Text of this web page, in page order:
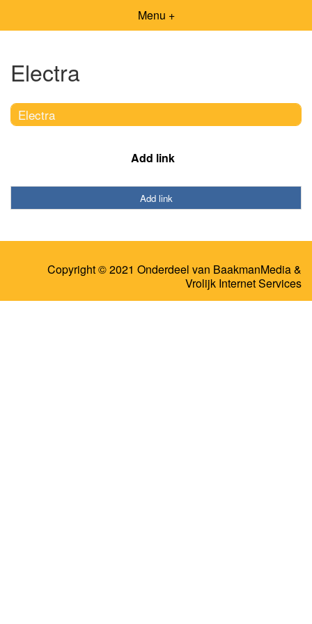
Menu +
Electra
Electra
Add link
Add link
Copyright © 2021 Onderdeel van BaakmanMedia&
Vrolijk Internet Services